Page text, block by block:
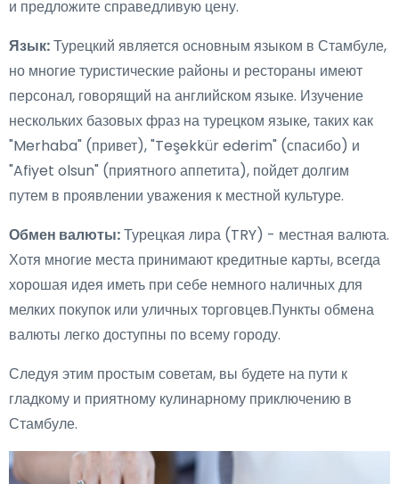
и предложите справедливую цену.
Язык:Турецкий является основным языком в Стамбуле,
но многие туристические районы и рестораны имеют
персонал, говорящий на английском языке. Изучение
нескольких базовых фраз на турецком языке, таких как
"Merhaba" (привет), "Teşekkür ederim" (спасибо) и
"Afiyet olsun" (приятного аппетита), пойдет долгим
путем в проявлении уважения к местной культуре.
Обмен валюты:Турецкая лира (TRY) - местная валюта.
Хотя многие места принимают кредитные карты, всегда
хорошая идея иметь при себе немного наличных для
мелких покупок или уличных торговцев.Пункты обмена
валюты легко доступны по всему городу.
Следуя этим простым советам, вы будете на пути к
гладкому и приятному кулинарному приключению в
Стамбуле.